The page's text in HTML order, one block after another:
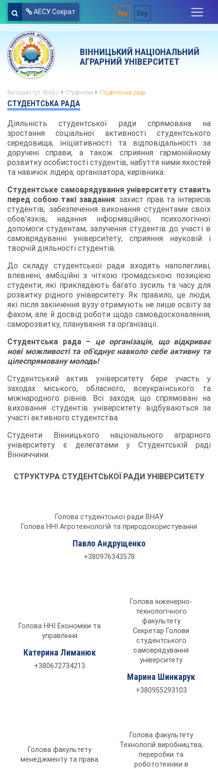
АЕСУ Сократ Укр Eng
ВІННИЦЬКИЙ НАЦІОНАЛЬНИЙ
АГРАРНИЙ УНІВЕРСИТЕТ
Ви зараз тут: ВНАУ Студентам Студентська рада
СТУДЕНТСЬКА РАДА
Діяльність студентської ради спрямована на
зростання соціальної активності студентського
середовища, ініціативності та відповідальності за
доручені справи, а також сприяння гармонійному
розвитку особистості студентів, набуття ними якостей
та навичок лідера, організатора, керівника.
Студентське самоврядування університету ставить
перед собою такі завдання: захист прав та інтересів
студентів; забезпечення виконання студентами своїх
обов’язків; надання інформаційної, психологічної
допомоги студентам; залучення студентів до участі в
самоврядуванні університету; сприяння науковій і
творчій діяльності студентів.
До складу студентської ради входять наполегливі,
впевнені, амбіційні з чіткою громадською позицією
студенти, які прикладають багато зусиль та часу для
розвитку рідного університету. Як правило, це люди,
які після закінчення вузу отримують не лише освіту за
фахом, але й досвід роботи щодо самовдосконалення,
саморозвитку, планування та організації.
Студентська рада – це організація, що відкриває
нові можливості та об’єднує навколо себе активну та
цілеспрямовану молодь!
Студентський актив університету бере участь у
заходах міського, обласного, всеукраїнського та
міжнародного рівнів. Всі заходи, що спрямовані на
виховання студентів університету відбуваються за
участі активного студентства.
Студенти Вінницького національного аграрного
університету є делегатами у Студентській раді
Вінниччини.
СТРУКТУРА СТУДЕНТСЬКОЇ РАДИ УНІВЕРСИТЕТУ
Голова студентської ради ВНАУ
Голова ННІ Агротехнологій та природокористування
Павло Андрущенко
+380976343578
Голова ННІ Економіки та
управління
Катерина Лиманюк
+380672734213
Голова інженерно-
технологічного
факультету
Секретар Голови
студентського
самоврядування
університету
Марина Шинкарук
+380955293103
Голова факультету
менеджменту та права
Голова факультету
Технологій виробництва,
переробки та
робототехніки в